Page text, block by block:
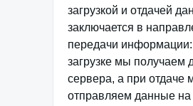
загрузкой и отдачей
заключается в
передачи
загрузке мы получаем
сервера, а при отдаче
отправляем данные на